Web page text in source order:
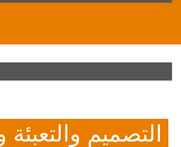
التصميم والتعبئة